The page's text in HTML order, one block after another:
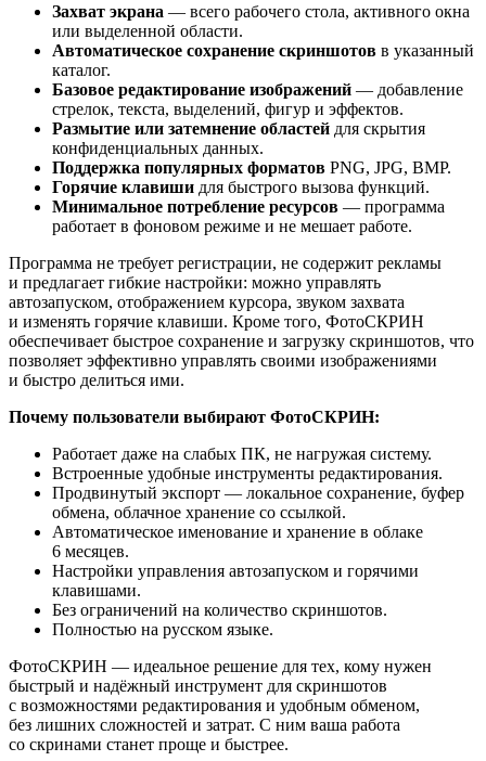
Захват экрана — всего рабочего стола, активного окна
или выделенной области.
Автоматическое сохранение скриншотов в указанный
каталог.
Базовое редактирование изображений — добавление
стрелок, текста, выделений, фигур и эффектов.
Размытие или затемнение областей для скрытия
конфиденциальных данных.
Поддержка популярных форматов PNG, JPG, BMP.
Горячие клавиши для быстрого вызова функций.
Минимальное потребление ресурсов — программа
работает в фоновом режиме и не мешает работе.
Программа не требует регистрации, не содержит рекламы
и предлагает гибкие настройки: можно управлять
автозапуском, отображением курсора, звуком захвата
и изменять горячие клавиши. Кроме того, ФотоСКРИН
обеспечивает быстрое сохранение и загрузку скриншотов, что
позволяет эффективно управлять своими изображениями
и быстро делиться ими.
Почему пользователи выбирают ФотоСКРИН:
Работает даже на слабых ПК, не нагружая систему.
Встроенные удобные инструменты редактирования.
Продвинутый экспорт — локальное сохранение, буфер
обмена, облачное хранение со ссылкой.
Автоматическое именование и хранение в облаке
6 месяцев.
Настройки управления автозапуском и горячими
клавишами.
Без ограничений на количество скриншотов.
Полностью на русском языке.
ФотоСКРИН — идеальное решение для тех, кому нужен
быстрый и надёжный инструмент для скриншотов
с возможностями редактирования и удобным обменом,
без лишних сложностей и затрат. С ним ваша работа
со скринами станет проще и быстрее.